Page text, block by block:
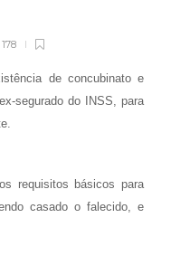
178
de concubinato e
segurado do INSS, para
requisitos básicos para
casado o falecido, e